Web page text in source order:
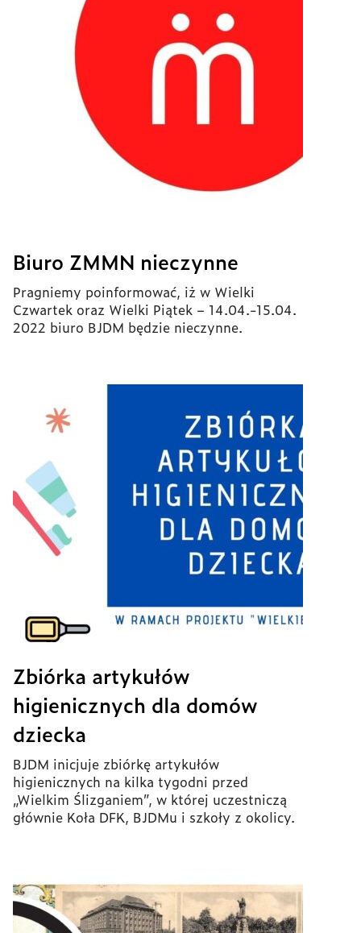
Biuro ZMMN nieczynne
Pragniemy poinformować, iż w Wielki
Czwartek oraz Wielki Piątek – 14.04.-15.04.
2022 biuro BJDM będzie nieczynne.
Zbiórka artykułów
higienicznych dla domów
dziecka
BJDM inicjuje zbiórkę artykułów
higienicznych na kilka tygodni przed
„Wielkim Ślizganiem”, w której uczestniczą
głównie Koła DFK, BJDMu i szkoły z okolicy.